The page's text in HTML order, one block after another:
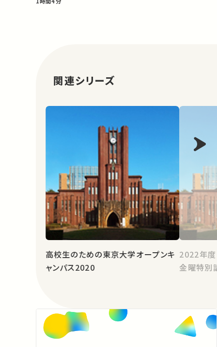
関連シリーズ
高校生のための東京大学オープンキ
ャンパス2020
2022年度
金曜特別